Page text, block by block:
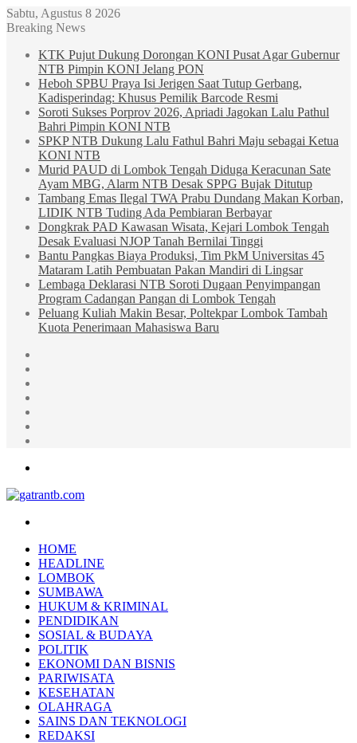
Sabtu, Agustus 8 2026
Breaking News
KTK Pujut Dukung Dorongan KONI Pusat Agar Gubernur
NTB Pimpin KONI Jelang PON
Heboh SPBU Praya Isi Jerigen Saat Tutup Gerbang,
Kadisperindag: Khusus Pemilik Barcode Resmi
Soroti Sukses Porprov 2026, Apriadi Jagokan Lalu Pathul
Bahri Pimpin KONI NTB
SPKP NTB Dukung Lalu Fathul Bahri Maju sebagai Ketua
KONI NTB
Murid PAUD di Lombok Tengah Diduga Keracunan Sate
Ayam MBG, Alarm NTB Desak SPPG Bujak Ditutup
Tambang Emas Ilegal TWA Prabu Dundang Makan Korban,
LIDIK NTB Tuding Ada Pembiaran Berbayar
Dongkrak PAD Kawasan Wisata, Kejari Lombok Tengah
Desak Evaluasi NJOP Tanah Bernilai Tinggi
Bantu Pangkas Biaya Produksi, Tim PkM Universitas 45
Mataram Latih Pembuatan Pakan Mandiri di Lingsar
Lembaga Deklarasi NTB Soroti Dugaan Penyimpangan
Program Cadangan Pangan di Lombok Tengah
Peluang Kuliah Makin Besar, Poltekpar Lombok Tambah
Kuota Penerimaan Mahasiswa Baru
HOME
HEADLINE
LOMBOK
SUMBAWA
HUKUM & KRIMINAL
PENDIDIKAN
SOSIAL & BUDAYA
POLITIK
EKONOMI DAN BISNIS
PARIWISATA
KESEHATAN
OLAHRAGA
SAINS DAN TEKNOLOGI
REDAKSI